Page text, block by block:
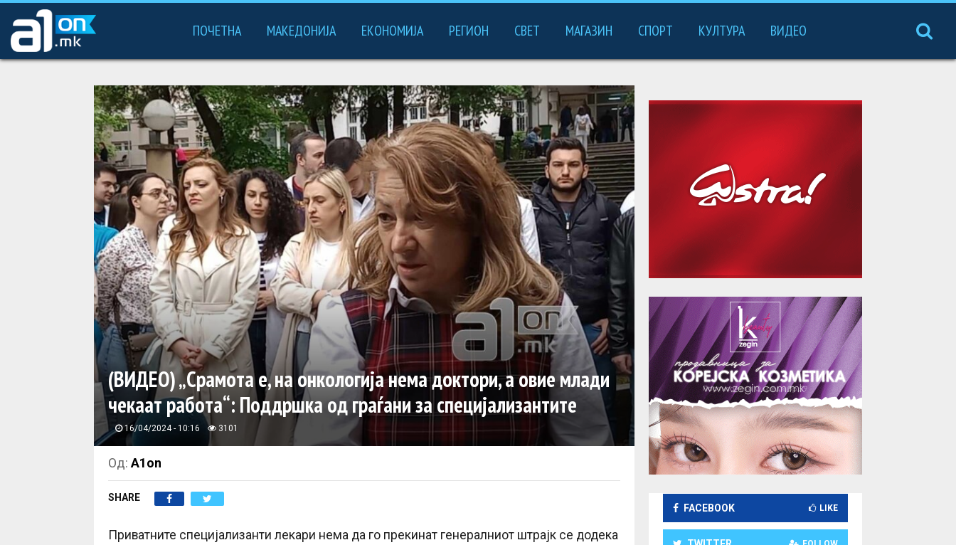
ПОЧЕТНА МАКЕДОНИЈА ЕКОНОМИЈА РЕГИОН СВЕТ МАГАЗИН СПОРТ КУЛТУРА ВИДЕО
(ВИДЕО) „Срамота е, на онкологија нема доктори, а овие млади
чекаат работа“: Поддршка од граѓани за специјализантите
16/04/2024 - 10:16 3101
Од: A1on
SHARE
Приватните специјализанти лекари нема да го прекинат генералниот штрајк се додека
FACEBOOK LIKE